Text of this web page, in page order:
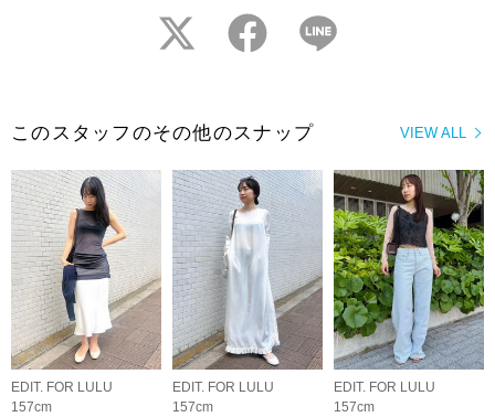
twitter facebook
VIEW ALL
このスタッフのその他のスナップ
EDIT. FOR LULU
157cm
EDIT. FOR LULU
157cm
EDIT. FOR LULU
157cm